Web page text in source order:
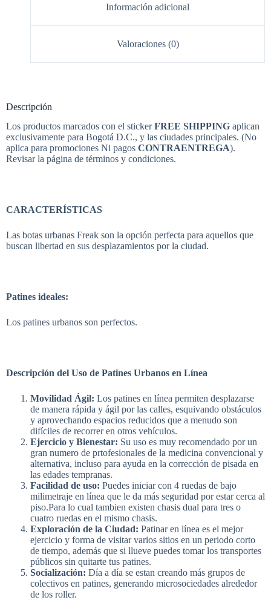
Información adicional
Valoraciones (0)
Descripción
Los productos marcados con el stickerFREE SHIPPING aplican
exclusivamente para Bogotá D.C., y las ciudades principales. (No
aplica para promociones Ni pagos CONTRAENTREGA).
Revisar la página de términos y condiciones.
CARACTERÍSTICAS
Las botas urbanas Freak son la opción perfecta para aquellos que
buscan libertad en sus desplazamientos por la ciudad.
Patines ideales:
Los patines urbanos son perfectos.
Descripción del Uso de Patines Urbanos en Línea
Movilidad Ágil: Los patines en línea permiten desplazarse
de manera rápida y ágil por las calles, esquivando obstáculos
y aprovechando espacios reducidos que a menudo son
difíciles de recorrer en otros vehículos.
Ejercicio y Bienestar: Su uso es muy recomendado por un
gran numero de prtofesionales de la medicina convencional y
alternativa, incluso para ayuda en la corrección de pisada en
las edades tempranas.
Facilidad de uso: Puedes iniciar con 4 ruedas de bajo
milimetraje en línea que le da más seguridad por estar cerca al
piso.Para lo cual tambien existen chasis dual para tres o
cuatro ruedas en el mismo chasis.
Exploración de la Ciudad: Patinar en línea es el mejor
ejercicio y forma de visitar varios sitios en un periodo corto
de tiempo, además que si llueve puedes tomar los transportes
públicos sin quitarte tus patines.
Socialización: Día a día se estan creando más grupos de
colectivos en patines, generando microsociedades alrededor
de los roller.